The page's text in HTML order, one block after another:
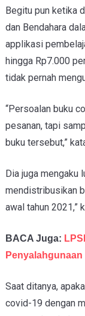
Begitu pun ketika
dan Bendahara
applikasi
hingga Rp7.000
tidak pernah
“Persoalan buku
pesanan, tapi
buku tersebut,”
Dia juga mengaku
mendistribusikan
awal tahun 2021,”
BACA Juga:
Penyalahgunaan
Saat ditanya,
covid-19 dengan